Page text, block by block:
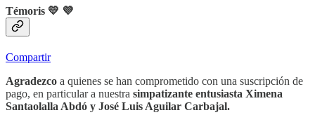
Témoris 💛 💜
Compartir
Agradezco a quienes se han comprometido con una suscripción de
pago, en particular a nuestra simpatizante entusiasta Ximena
Santaolalla Abdó y José Luis Aguilar Carbajal.